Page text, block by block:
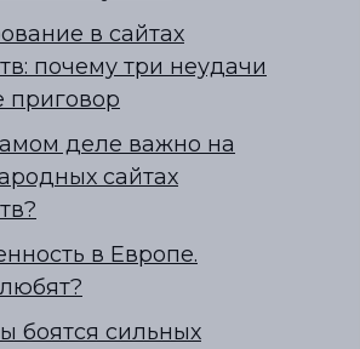
в сайтах
почему три неудачи
приговор
деле важно на
сайтах
в Европе.
боятся сильных